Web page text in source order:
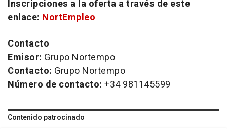
Inscripciones a la oferta a través de este
enlace: NortEmpleo
Contacto
Emisor: Grupo Nortempo
Contacto: Grupo Nortempo
Número de contacto: +34 981145599
Contenido patrocinado